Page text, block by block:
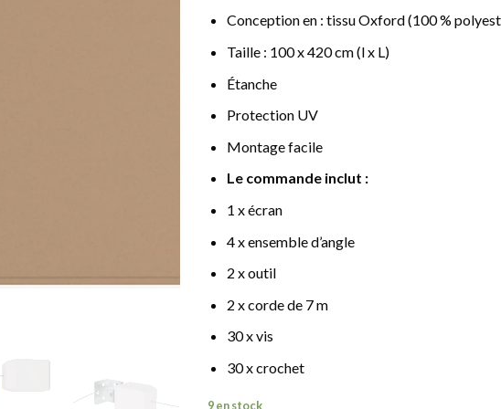
Conception en : tissu Oxford (100 %
Taille : 100 x 420 cm (l x L)
Étanche
Protection UV
Montage facile
Le commande inclut :
1 x écran
4 x ensemble d’angle
2 x outil
2 x corde de 7 m
30 x vis
30 x crochet
9 en stock